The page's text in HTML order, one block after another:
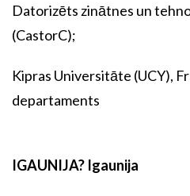
Datorizēts zinātnes un
(CastorC);
Kipras Universitāte (UCY),
departaments
IGAUNIJA? Igaunija